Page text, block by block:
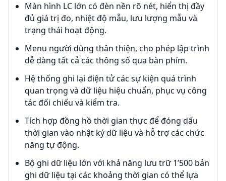
Màn hình LC lớn có đèn nền rõ nét, hiển thị đầy
đủ giá trị đo, nhiệt độ mẫu, lưu lượng mẫu và
trạng thái hoạt động.
Menu người dùng thân thiện, cho phép lập trình
dễ dàng tất cả các thông số qua bàn phím.
Hệ thống ghi lại điện tử các sự kiện quá trình
quan trọng và dữ liệu hiệu chuẩn, phục vụ công
tác đối chiếu và kiểm tra.
Tích hợp đồng hồ thời gian thực để đóng dấu
thời gian vào nhật ký dữ liệu và hỗ trợ các chức
năng tự động.
Bộ ghi dữ liệu lớn với khả năng lưu trữ 1’500 bản
ghi dữ liệu tại các khoảng thời gian có thể lựa